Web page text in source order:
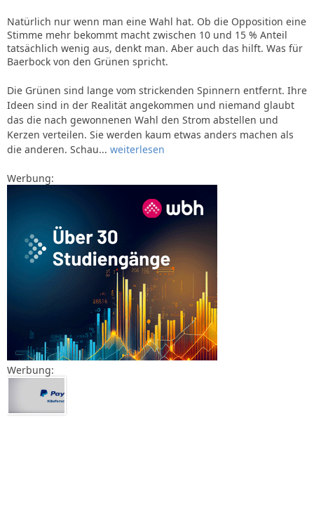
Natürlich nur wenn man eine Wahl hat. Ob die Opposition eine
Stimme mehr bekommt macht zwischen 10 und 15 % Anteil
tatsächlich wenig aus, denkt man. Aber auch das hilft. Was für
Baerbock von den Grünen spricht.
Die Grünen sind lange vom strickenden Spinnern entfernt. Ihre
Ideen sind in der Realität angekommen und niemand glaubt
das die nach gewonnenen Wahl den Strom abstellen und
Kerzen verteilen. Sie werden kaum etwas anders machen als
die anderen. Schau... weiterlesen
Werbung:
Werbung: